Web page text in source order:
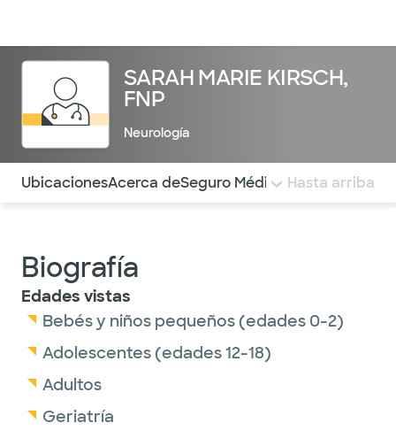
SARAH MARIE KIRSCH,
FNP
Neurología
Utilice esta navegación para saltar rápidamente a
UbicacionesAcerca deSeguro Médico COMENTARIOS
Hasta arriba
Biografía
Edades vistas
Bebés y niños pequeños (edades 0-2)
Adolescentes (edades 12-18)
Adultos
Geriatría